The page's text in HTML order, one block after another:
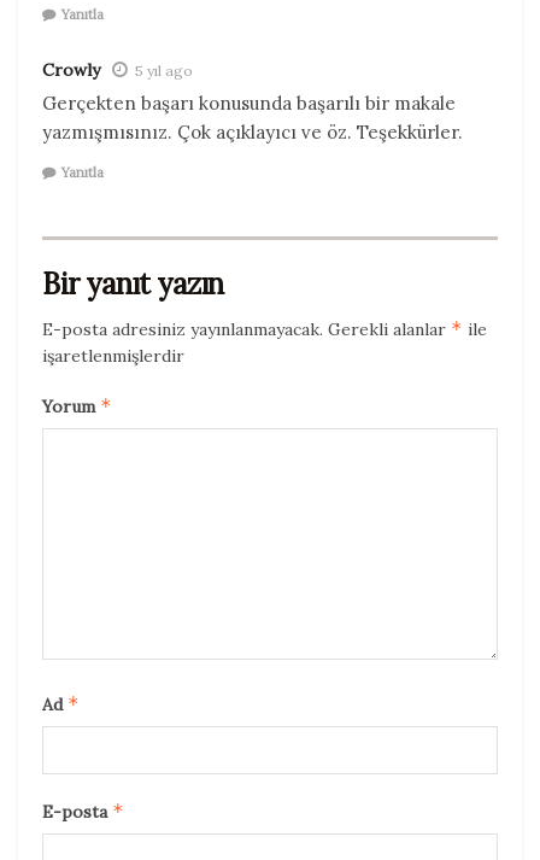
Yanıtla
Crowly 5 yıl ago
Gerçekten başarı konusunda başarılı bir makale
yazmışmısınız. Çok açıklayıcı ve öz. Teşekkürler.
Yanıtla
Bir yanıt yazın
E-posta adresiniz yayınlanmayacak. Gerekli alanlar * ile
işaretlenmişlerdir
Yorum *
Ad *
E-posta *